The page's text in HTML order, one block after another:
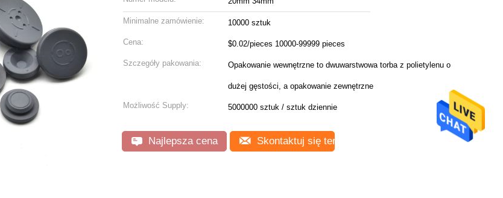
Minimalne zamówienie: 10000 sztuk
Cena: $0.02/pieces 10000-99999 pieces
Szczegóły pakowania: Opakowanie wewnętrzne to dwuwarstwowa torba z polietylenu o
dużej gęstości, a opakowanie zewnętrzne
Możliwość Supply: 5000000 sztuk / sztuk dziennie
Najlepsza cena Skontaktuj się teraz